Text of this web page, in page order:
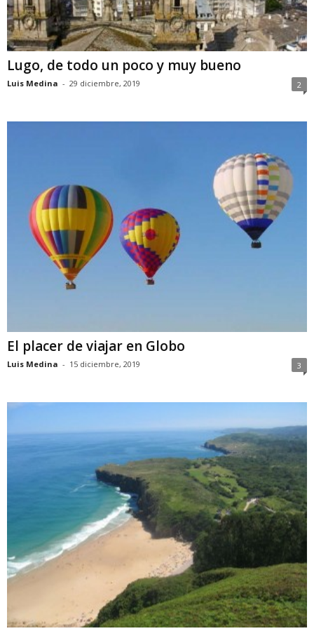
Lugo, de todo un poco y muy bueno
Luis Medina - 29 diciembre, 2019 2
El placer de viajar en Globo
Luis Medina - 15 diciembre, 2019 3